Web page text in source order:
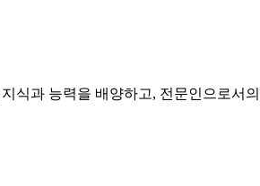
식과 능력을 배양하고, 전문인으로서